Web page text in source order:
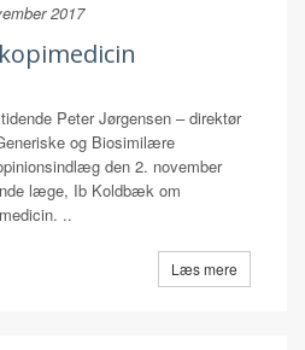
2017
Peter Jørgensen – direktør
og Biosimilære
den 2. november
læge, Ib Koldbæk om
..
Læs mere